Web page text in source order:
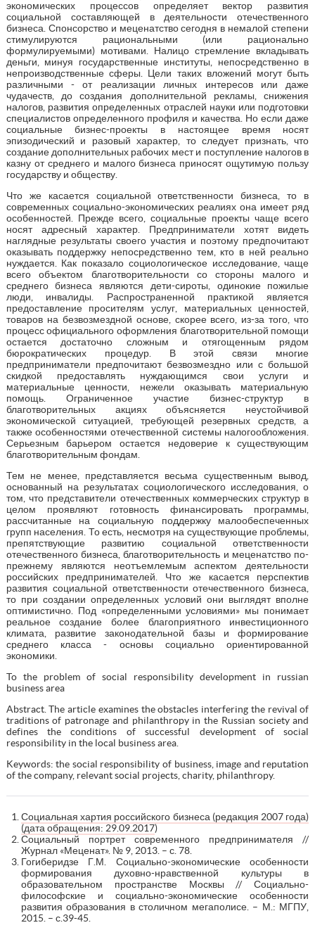
экономических процессов определяет вектор развития
социальной составляющей в деятельности отечественного
бизнеса. Спонсорство и меценатство сегодня в немалой степени
стимулируются рациональными (или рационально
формулируемыми) мотивами. Налицо стремление вкладывать
деньги, минуя государственные институты, непосредственно в
непроизводственные сферы. Цели таких вложений могут быть
различными - от реализации личных интересов или даже
чудачеств, до создания дополнительной рекламы, снижения
налогов, развития определенных отраслей науки или подготовки
специалистов определенного профиля и качества. Но если даже
социальные бизнес-проекты в настоящее время носят
эпизодический и разовый характер, то следует признать, что
создание дополнительных рабочих мест и поступление налогов в
казну от среднего и малого бизнеса приносят ощутимую пользу
государству и обществу.
Что же касается социальной ответственности бизнеса, то в
современных социально-экономических реалиях она имеет ряд
особенностей. Прежде всего, социальные проекты чаще всего
носят адресный характер. Предприниматели хотят видеть
наглядные результаты своего участия и поэтому предпочитают
оказывать поддержку непосредственно тем, кто в ней реально
нуждается. Как показало социологическое исследование, чаще
всего объектом благотворительности со стороны малого и
среднего бизнеса являются дети-сироты, одинокие пожилые
люди, инвалиды. Распространенной практикой является
предоставление просителям услуг, материальных ценностей,
товаров на безвозмездной основе, скорее всего, из-за того, что
процесс официального оформления благотворительной помощи
остается достаточно сложным и отягощенным рядом
бюрократических процедур. В этой связи многие
предприниматели предпочитают безвозмездно или с большой
скидкой предоставлять нуждающимся свои услуги и
материальные ценности, нежели оказывать материальную
помощь. Ограниченное участие бизнес-структур в
благотворительных акциях объясняется неустойчивой
экономической ситуацией, требующей резервных средств, а
также особенностями отечественной системы налогообложения.
Серьезным барьером остается недоверие к существующим
благотворительным фондам.
Тем не менее, представляется весьма существенным вывод,
основанный на результатах социологического исследования, о
том, что представители отечественных коммерческих структур в
целом проявляют готовность финансировать программы,
рассчитанные на социальную поддержку малообеспеченных
групп населения. То есть, несмотря на существующие проблемы,
препятствующие развитию социальной ответственности
отечественного бизнеса, благотворительность и меценатство по-
прежнему являются неотъемлемым аспектом деятельности
российских предпринимателей. Что же касается перспектив
развития социальной ответственности отечественного бизнеса,
то при создании определенных условий они выглядят вполне
оптимистично. Под «определенными условиями» мы понимает
реальное создание более благоприятного инвестиционного
климата, развитие законодательной базы и формирование
среднего класса - основы социально ориентированной
экономики.
To the problem of social responsibility development in russian
business area
Abstract. The article examines the obstacles interfering the revival of
traditions of patronage and philanthropy in the Russian society and
defines the conditions of successful development of social
responsibility in the local business area.
Keywords: the social responsibility of business, image and reputation
of the company, relevant social projects, charity, philanthropy.
Социальная хартия российского бизнеса (редакция 2007 года)
(дата обращения: 29.09.2017)
Социальный портрет современного предпринимателя //
Журнал «Меценат». № 9, 2013. – с. 78.
Гогиберидзе Г.М. Социально-экономические особенности
формирования духовно-нравственной культуры в
образовательном пространстве Москвы // Социально-
философские и социально-экономические особенности
развития образования в столичном мегаполисе. – М.: МГПУ,
2015. – с.39-45.